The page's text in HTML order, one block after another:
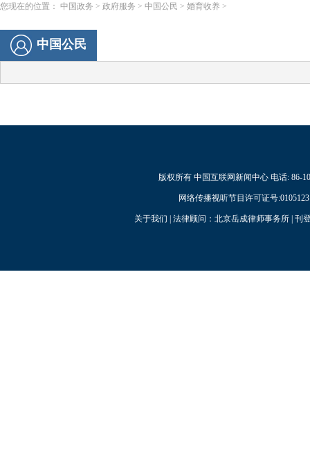
您现在的位置： 中国政务 > 政府服务 > 中国公民 > 婚育收养 >
中国公民